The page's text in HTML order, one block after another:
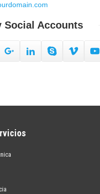
Social Accounts